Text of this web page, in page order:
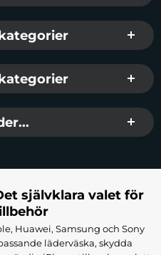
självklara valet för
Huawei, Samsung och Sony
läderväska, skydda